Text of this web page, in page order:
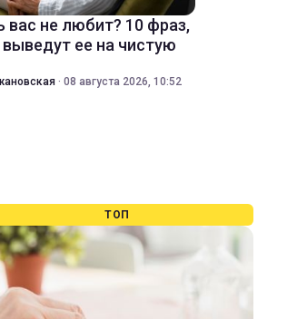
вас не любит? 10 фраз,
ее на чистую
· 08 августа 2026, 10:52
ТОП